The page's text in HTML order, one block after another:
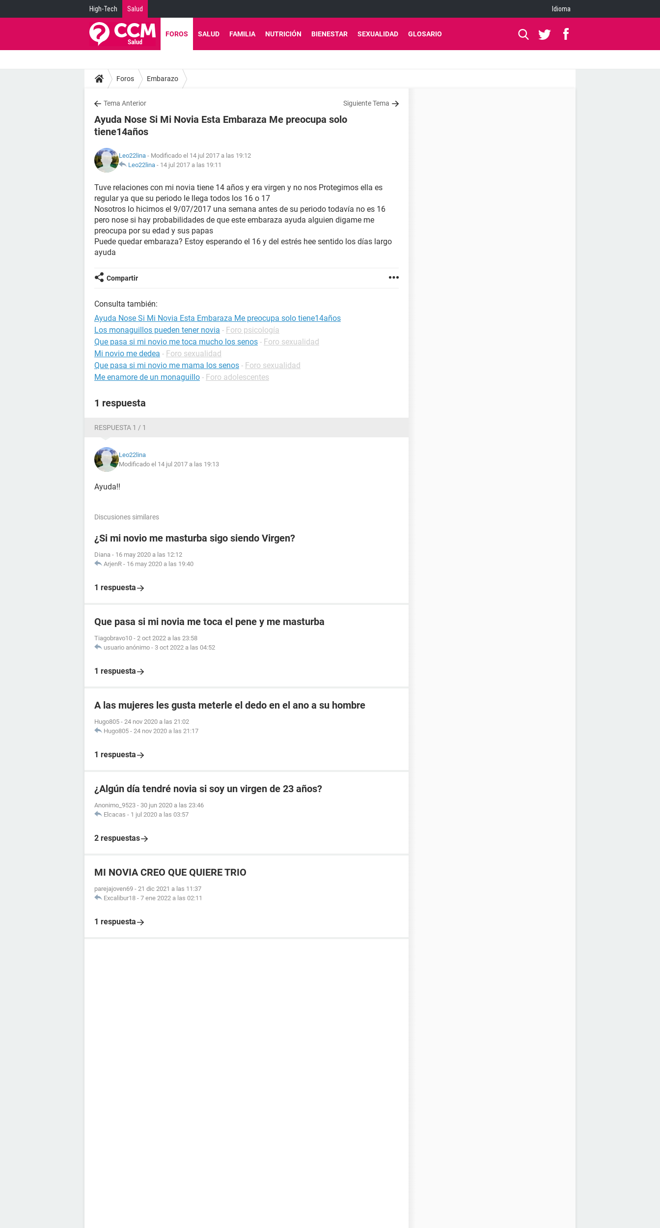
High-Tech Salud Idioma
FOROS SALUD FAMILIA NUTRICIÓN BIENESTAR SEXUALIDAD GLOSARIO
Foros Embarazo
Tema Anterior Siguiente Tema
Ayuda Nose Si Mi Novia Esta Embaraza Me preocupa​ solo
tiene14años
Leo22lina - Modificado el 14 jul 2017 a las 19:12
Leo22lina - 14 jul 2017 a las 19:11
Tuve relaciones con mi novia tiene 14 años y era virgen y no nos Protegimos ella es
regular ya que su periodo le llega todos los 16 o 17
Nosotros lo hicimos el 9/07/2017 una semana antes de su periodo todavía no es 16
pero nose si hay probabilidades de que este embaraza ayuda alguien digame me
preocupa por su edad y sus papas
Puede quedar​ embaraza? Estoy esperando el 16 y del estrés hee sentido los días largo
ayuda
Compartir
Consulta también:
Ayuda Nose Si Mi Novia Esta Embaraza Me preocupa​ solo tiene14años
Los monaguillos pueden tener novia - Foro psicología
Que pasa si mi novio me toca mucho los senos - Foro sexualidad
Mi novio me dedea - Foro sexualidad
Que pasa si mi novio me mama los senos - Foro sexualidad
Me enamore de un monaguillo - Foro adolescentes
1 respuesta
RESPUESTA 1 / 1
Leo22lina
Modificado el 14 jul 2017 a las 19:13
Ayuda!!
Discusiones similares
¿Si mi novio me masturba sigo siendo Virgen?
Diana - 16 may 2020 a las 12:12
ArjenR - 16 may 2020 a las 19:40
1 respuesta
Que pasa si mi novia me toca el pene y me masturba
Tiagobravo10 - 2 oct 2022 a las 23:58
usuario anónimo - 3 oct 2022 a las 04:52
1 respuesta
A las mujeres les gusta meterle el dedo en el ano a su hombre
Hugo805 - 24 nov 2020 a las 21:02
Hugo805 - 24 nov 2020 a las 21:17
1 respuesta
¿Algún día tendré novia si soy un virgen de 23 años?
Anonimo_9523 - 30 jun 2020 a las 23:46
Elcacas - 1 jul 2020 a las 03:57
2 respuestas
MI NOVIA CREO QUE QUIERE TRIO
parejajoven69 - 21 dic 2021 a las 11:37
Excalibur18 - 7 ene 2022 a las 02:11
1 respuesta